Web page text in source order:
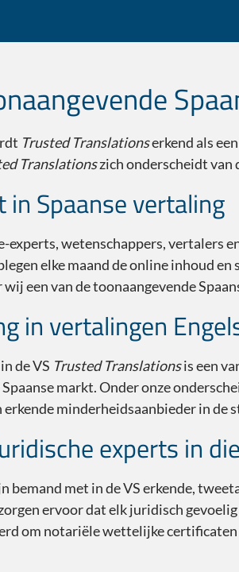
Trusted Translationserkend als
Translationszich onderscheidt van
Spaanse vertaling
experts, wetenschappers, vertalers
elke maand de online inhoud en
een van de toonaangevende
in vertalingen
de VS Trusted Translationsis een
markt. Onder onze
erkende minderheidsaanbieder in de
experts in
bemand met in de VS erkende,
ervoor dat elk juridisch
om notariële wettelijke